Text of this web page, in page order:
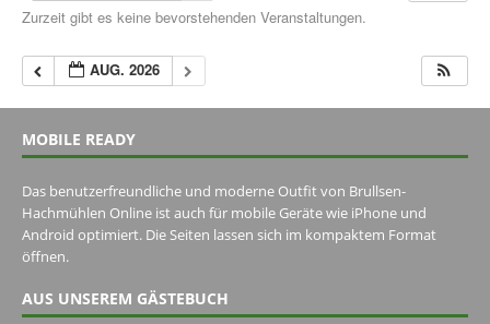
Zurzeit gibt es keine bevorstehenden Veranstaltungen.
AUG. 2026
MOBILE READY
Das benutzerfreundliche und moderne Outfit von Brullsen-
Hachmühlen Online ist auch für mobile Geräte wie iPhone und
Android optimiert. Die Seiten lassen sich im kompaktem Format
öffnen.
AUS UNSEREM GÄSTEBUCH